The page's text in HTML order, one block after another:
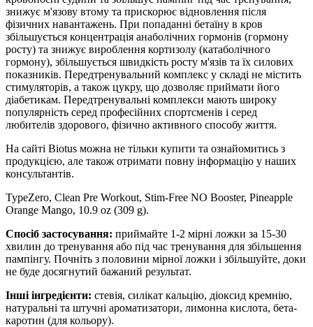
знижує м'язову втому та прискорює відновлення після
фізичних навантажень. При попаданні бетаїну в кров
збільшується концентрація анаболічних гормонів (гормону
росту) та знижує вироблення кортизолу (катаболічного
гормону), збільшується швидкість росту м'язів та їх силових
показників. Передтренувальний комплекс у складі не містить
стимуляторів, а також цукру, що дозволяє приймати його
діабетикам. Передтренувальні комплекси мають широку
популярність серед професійних спортсменів і серед
любителів здорового, фізично активного способу життя.
На сайті Biotus можна не тільки купити та ознайомитись з
продукцією, але також отримати повну інформацію у наших
консультантів.
TypeZero, Clean Pre Workout, Stim-Free NO Booster, Pineapple
Orange Mango, 10.9 oz (309 g).
Спосіб застосування: приймайте 1-2 мірні ложки за 15-30
хвилин до тренування або під час тренування для збільшення
пампінгу. Почніть з половини мірної ложки і збільшуйте, доки
не буде досягнутий бажаний результат.
Інші інгредієнти: стевія, силікат кальцію, діоксид кремнію,
натуральні та штучні ароматизатори, лимонна кислота, бета-
каротин (для кольору).